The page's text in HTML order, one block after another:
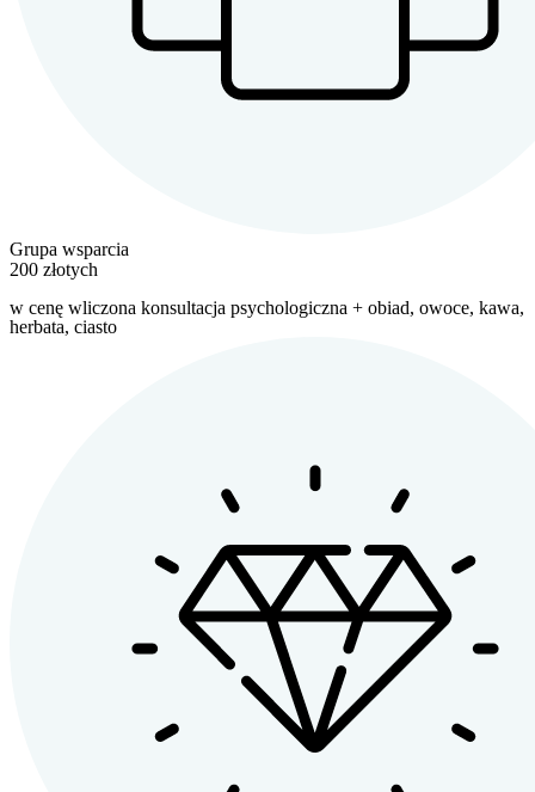
Grupa wsparcia
200 złotych
w cenę wliczona konsultacja psychologiczna + obiad, owoce, kawa,
herbata, ciasto